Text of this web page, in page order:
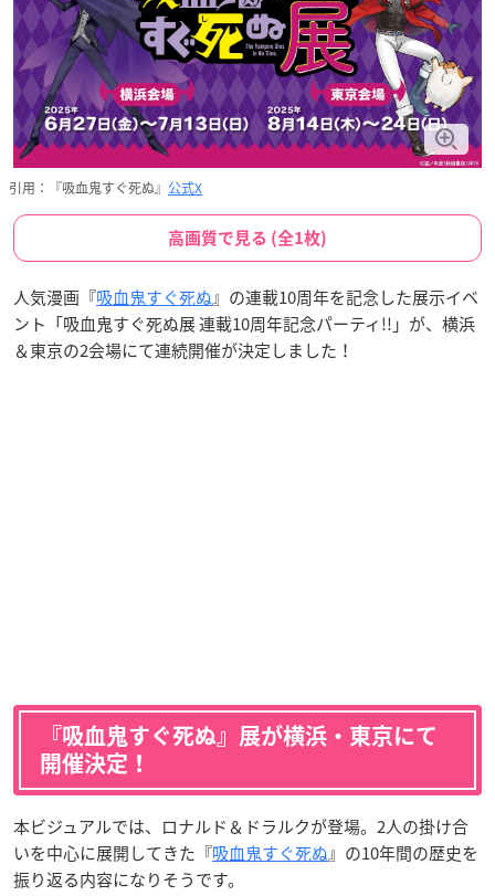
引用：『吸血鬼すぐ死ぬ』 公式X
高画質で見る (全1枚)
人気漫画『吸血鬼すぐ死ぬ』の連載10周年を記念した展示イベ
ント「吸血鬼すぐ死ぬ展 連載10周年記念パーティ!!」が、横浜
＆東京の2会場にて連続開催が決定しました！
『吸血鬼すぐ死ぬ』展が横浜・東京にて
開催決定！
本ビジュアルでは、ロナルド＆ドラルクが登場。2人の掛け合
いを中心に展開してきた『吸血鬼すぐ死ぬ』の10年間の歴史を
振り返る内容になりそうです。